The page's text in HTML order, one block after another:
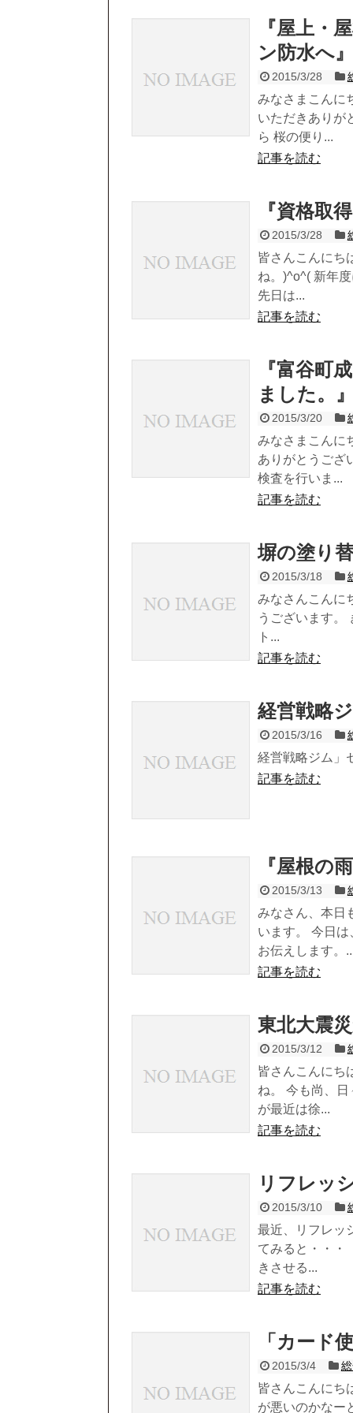
『屋上・
ン防水へ』
2015/3/28
みなさまこんに
いただきありが
ら 桜の便り...
記事を読む
『資格取
2015/3/28
皆さんこんにち
ね。)^o^( 新年
先日は...
記事を読む
『富谷町
ました。』
2015/3/20
みなさまこんに
ありがとうござ
検査を行いま...
記事を読む
塀の塗り
2015/3/18
みなさんこんに
うございます
ト...
記事を読む
経営戦略
2015/3/16
経営戦略ジム」
記事を読む
『屋根の
2015/3/13
みなさん、本日
います。 今日
お伝えします。
記事を読む
東北大震
2015/3/12
皆さんこんにち
ね。 今も尚、
が最近は徐...
記事を読む
リフレッ
2015/3/10
最近、リフレッ
てみると・・・
きさせる...
記事を読む
「カード
2015/3/4
皆さんこんにち
が悪いのかなー